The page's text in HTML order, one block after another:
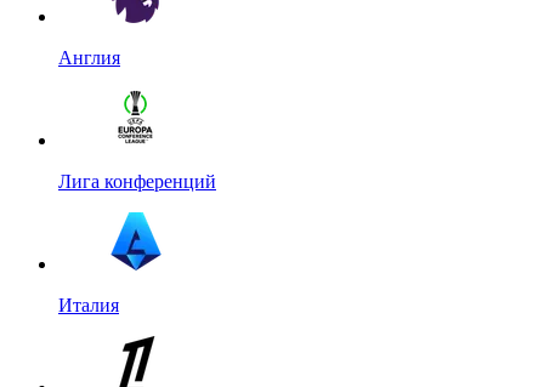
Англия
Лига конференций
Италия